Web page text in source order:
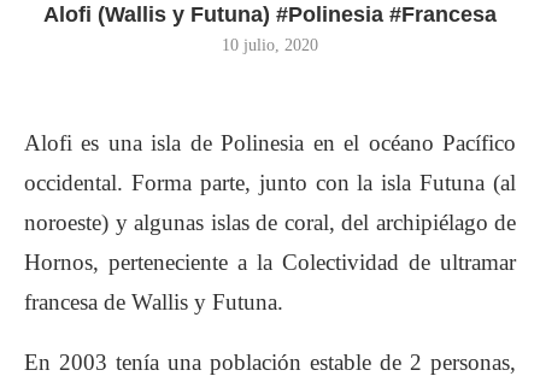
Alofi (Wallis y Futuna) #Polinesia #Francesa
10 julio, 2020
Alofi es una isla de Polinesia en el océano Pacífico
occidental. Forma parte, junto con la isla Futuna (al
noroeste) y algunas islas de coral, del archipiélago de
Hornos, perteneciente a la Colectividad de ultramar
francesa de Wallis y Futuna.
En 2003 tenía una población estable de 2 personas,